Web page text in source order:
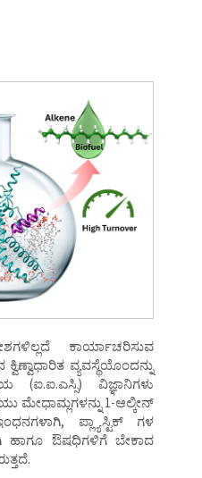
ಕಾರ್ಯಾಚರಿಸುವ
ವ್ಯವಸ್ಥೆಯೊಂದನ್ನು
(ಐ.ಐ.ಎಸ್ಸಿ) ವಿಜ್ಞಾನಿಗಳು
ಮೇಧಾಮ್ಲಗಳನ್ನು 1-ಆಲ್ಕೀನ್
ಪ್ಲ್ಯಾಸ್ಟಿಕ್ ಗಳ
ಹಾಗೂ ಔಷಧಿಗಳಿಗೆ ಬೇಕಾದ